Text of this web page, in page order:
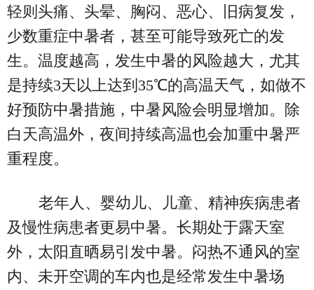
轻则头痛、头晕、胸闷、恶心、旧病复发，
少数重症中暑者，甚至可能导致死亡的发
生。温度越高，发生中暑的风险越大，尤其
是持续3天以上达到35℃的高温天气，如做不
好预防中暑措施，中暑风险会明显增加。除
白天高温外，夜间持续高温也会加重中暑严
重程度。
老年人、婴幼儿、儿童、精神疾病患者
及慢性病患者更易中暑。长期处于露天室
外，太阳直晒易引发中暑。闷热不通风的室
内、未开空调的车内也是经常发生中暑场